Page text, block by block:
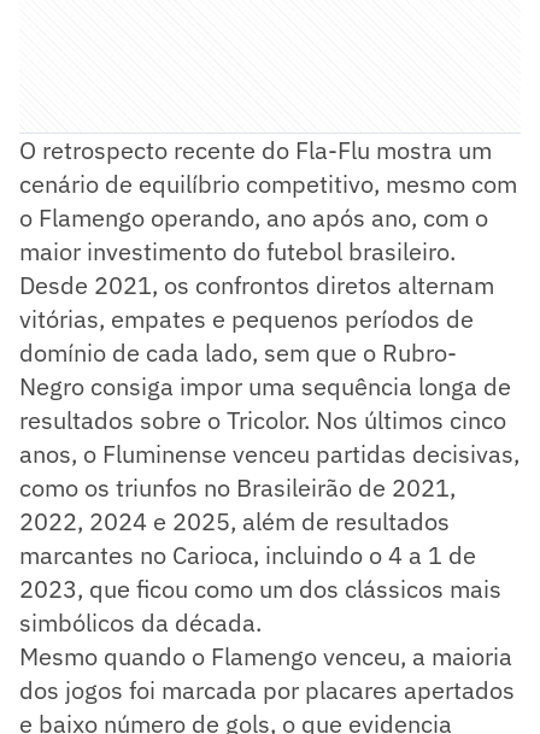
O retrospecto recente do Fla-Flu mostra um
cenário de equilíbrio competitivo, mesmo com
o Flamengo operando, ano após ano, com o
maior investimento do futebol brasileiro.
Desde 2021, os confrontos diretos alternam
vitórias, empates e pequenos períodos de
domínio de cada lado, sem que o Rubro-
Negro consiga impor uma sequência longa de
resultados sobre o Tricolor. Nos últimos cinco
anos, o Fluminense venceu partidas decisivas,
como os triunfos no Brasileirão de 2021,
2022, 2024 e 2025, além de resultados
marcantes no Carioca, incluindo o 4 a 1 de
2023, que ficou como um dos clássicos mais
simbólicos da década.
Mesmo quando o Flamengo venceu, a maioria
dos jogos foi marcada por placares apertados
e baixo número de gols, o que evidencia